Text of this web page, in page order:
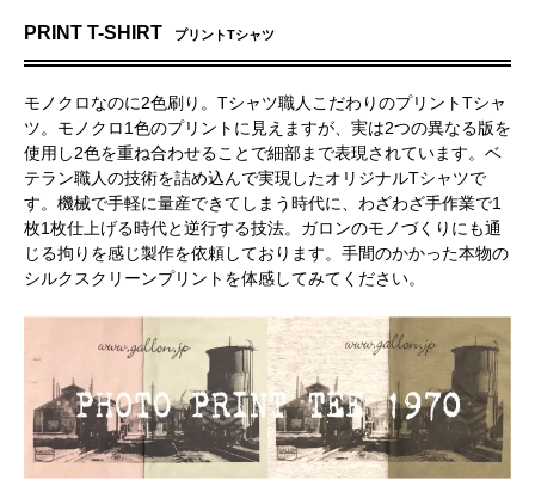
PRINT T-SHIRT プリントTシャツ
モノクロなのに2色刷り。Tシャツ職人こだわりのプリントTシャ
ツ。モノクロ1色のプリントに見えますが、実は2つの異なる版を
使用し2色を重ね合わせることで細部まで表現されています。ベ
テラン職人の技術を詰め込んで実現したオリジナルTシャツで
す。機械で手軽に量産できてしまう時代に、わざわざ手作業で1
枚1枚仕上げる時代と逆行する技法。ガロンのモノづくりにも通
じる拘りを感じ製作を依頼しております。手間のかかった本物の
シルクスクリーンプリントを体感してみてください。